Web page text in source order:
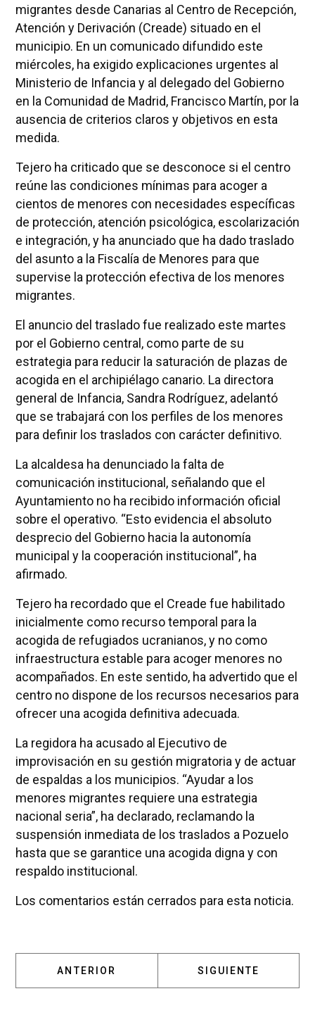
migrantes desde Canarias al Centro de Recepción,
Atención y Derivación (Creade) situado en el
municipio. En un comunicado difundido este
miércoles, ha exigido explicaciones urgentes al
Ministerio de Infancia y al delegado del Gobierno
en la Comunidad de Madrid, Francisco Martín, por la
ausencia de criterios claros y objetivos en esta
medida.
Tejero ha criticado que se desconoce si el centro
reúne las condiciones mínimas para acoger a
cientos de menores con necesidades específicas
de protección, atención psicológica, escolarización
e integración, y ha anunciado que ha dado traslado
del asunto a la Fiscalía de Menores para que
supervise la protección efectiva de los menores
migrantes.
El anuncio del traslado fue realizado este martes
por el Gobierno central, como parte de su
estrategia para reducir la saturación de plazas de
acogida en el archipiélago canario. La directora
general de Infancia, Sandra Rodríguez, adelantó
que se trabajará con los perfiles de los menores
para definir los traslados con carácter definitivo.
La alcaldesa ha denunciado la falta de
comunicación institucional, señalando que el
Ayuntamiento no ha recibido información oficial
sobre el operativo. “Esto evidencia el absoluto
desprecio del Gobierno hacia la autonomía
municipal y la cooperación institucional”, ha
afirmado.
Tejero ha recordado que el Creade fue habilitado
inicialmente como recurso temporal para la
acogida de refugiados ucranianos, y no como
infraestructura estable para acoger menores no
acompañados. En este sentido, ha advertido que el
centro no dispone de los recursos necesarios para
ofrecer una acogida definitiva adecuada.
La regidora ha acusado al Ejecutivo de
improvisación en su gestión migratoria y de actuar
de espaldas a los municipios. “Ayudar a los
menores migrantes requiere una estrategia
nacional seria”, ha declarado, reclamando la
suspensión inmediata de los traslados a Pozuelo
hasta que se garantice una acogida digna y con
respaldo institucional.
Los comentarios están cerrados para esta noticia.
ARTÍCULO ANTERIOR: VOX EXIGE A AYUSO
ANTERIOR ARTÍCULO
SIGUIENTE